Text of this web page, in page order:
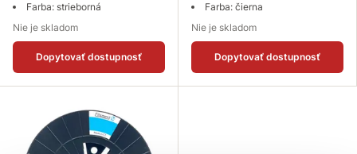
Farba: strieborná
Nie je skladom
Dopytovať dostupnosť
Farba: čierna
Nie je skladom
Dopytovať dostupnosť